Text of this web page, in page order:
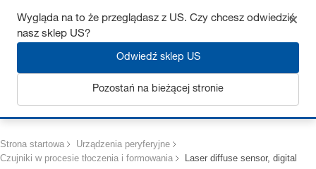
Uzyskaj do 7% zniżki – kliknij tutaj, aby dowiedzieć się więcej
Strona startowa
Urządzenia peryferyjne
Czujniki w procesie tłoczenia i formowania
Laser diffuse sensor, digital
Wygląda na to że przeglądasz z US. Czy chcesz odwiedzić
nasz sklep US?
Odwiedź sklep US
Pozostań na bieżącej stronie